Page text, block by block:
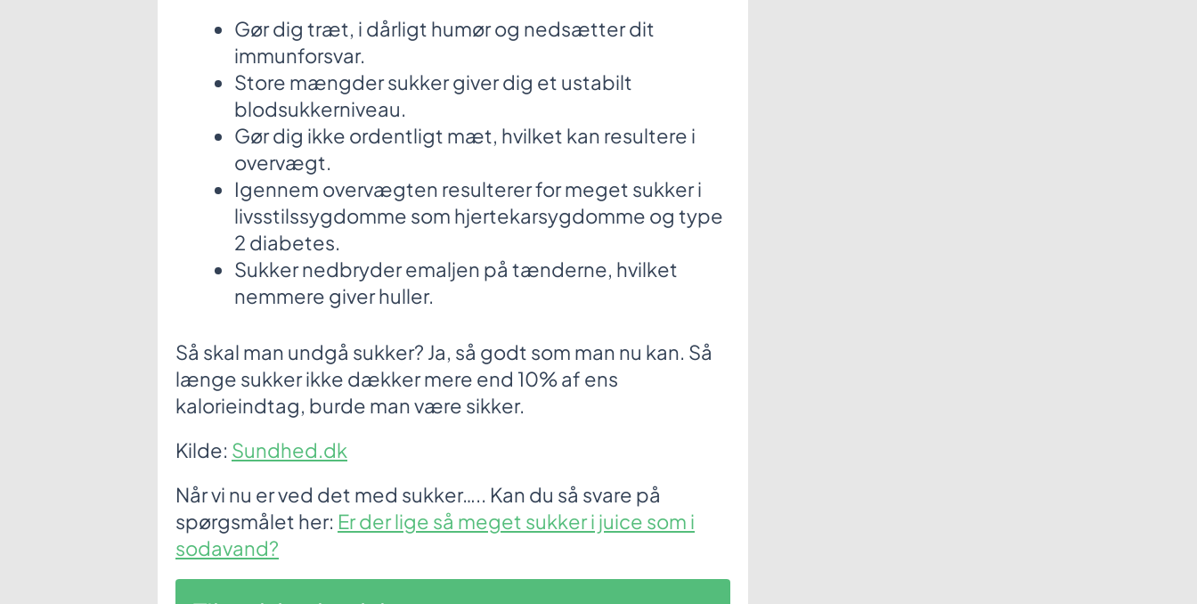
Gør dig træt, i dårligt humør og nedsætter dit
immunforsvar.
Store mængder sukker giver dig et ustabilt
blodsukkerniveau.
Gør dig ikke ordentligt mæt, hvilket kan resultere i
overvægt.
Igennem overvægten resulterer for meget sukker i
livsstilssygdomme som hjertekarsygdomme og type
2 diabetes.
Sukker nedbryder emaljen på tænderne, hvilket
nemmere giver huller.
Så skal man undgå sukker? Ja, så godt som man nu kan. Så
længe sukker ikke dækker mere end 10% af ens
kalorieindtag, burde man være sikker.
Kilde: Sundhed.dk
Når vi nu er ved det med sukker….. Kan du så svare på
spørgsmålet her: Er der lige så meget sukker i juice som i
sodavand?